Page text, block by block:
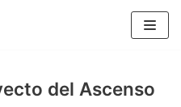
del Ascenso